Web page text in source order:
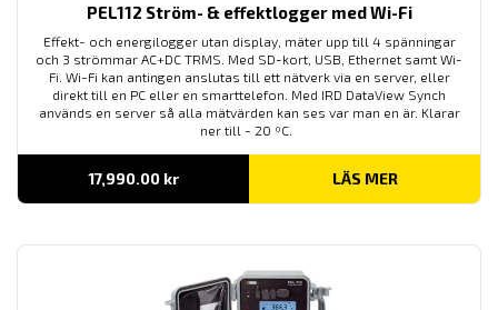
PEL112 Ström- & effektlogger med Wi-Fi
Effekt- och energilogger utan display, mäter upp till 4 spänningar
och 3 strömmar AC+DC TRMS. Med SD-kort, USB, Ethernet samt Wi-
Fi. Wi-Fi kan antingen anslutas till ett nätverk via en server, eller
direkt till en PC eller en smarttelefon. Med IRD DataView Synch
används en server så alla mätvärden kan ses var man en är. Klarar
ner till - 20 ºC.
17,990.00 kr LÄS MER